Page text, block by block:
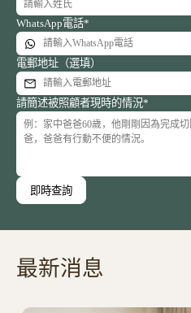
WhatsApp電話*
電郵地址（選填）
請簡述被照顧者現時的情況*
即時查詢
最新消息